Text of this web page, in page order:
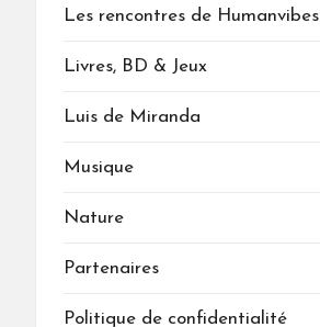
Les rencontres de Humanvibes
Livres, BD & Jeux
Luis de Miranda
Musique
Nature
Partenaires
Politique de confidentialité